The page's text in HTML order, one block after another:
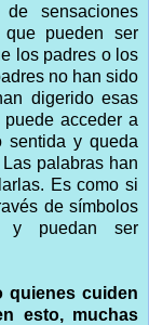
sensaciones
pueden ser
los padres o los
no han sido
digerido esas
acceder a
y queda
palabras han
Es como si
de símbolos
y puedan ser
quienes cuiden
esto, muchas